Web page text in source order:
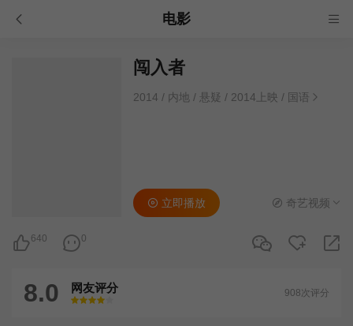
电影
闯入者
2014 / 内地 / 悬疑 / 2014上映 / 国语
640 0
立即播放 奇艺视频
8.0 网友评分
很差
较差还行推荐力荐
908次评分